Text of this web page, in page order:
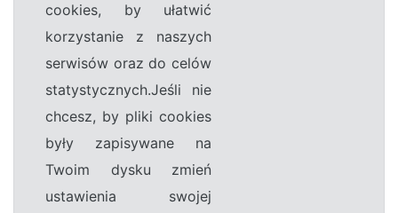
cookies, by ułatwić
korzystanie z naszych
serwisów oraz do celów
statystycznych.Jeśli nie
chcesz, by pliki cookies
były zapisywane na
Twoim dysku zmień
ustawienia swojej